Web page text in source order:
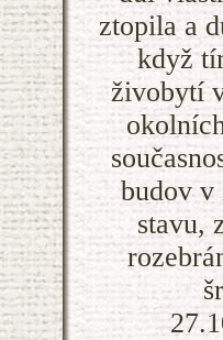
ztopila a
když
živobytí
budov v
stavu,